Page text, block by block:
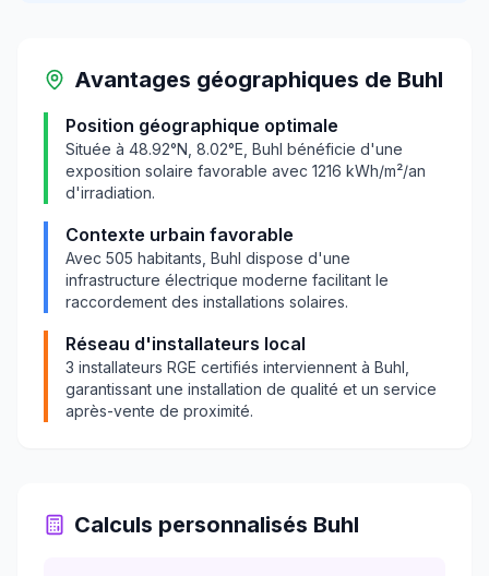
Avantages géographiques de Buhl
Position géographique optimale
Située à 48.92°N, 8.02°E, Buhl bénéficie d'une
exposition solaire favorable avec 1216 kWh/m²/an
d'irradiation.
Contexte urbain favorable
Avec 505 habitants, Buhl dispose d'une
infrastructure électrique moderne facilitant le
raccordement des installations solaires.
Réseau d'installateurs local
3 installateurs RGE certifiés interviennent à Buhl
garantissant une installation de qualité et un service
après-vente de proximité.
Calculs personnalisés Buhl